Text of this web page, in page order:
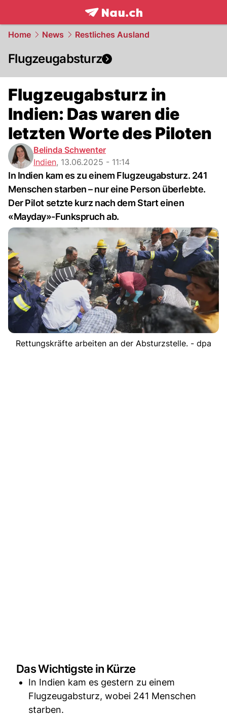
frontpage.NAU.ch
Home News Restliches Ausland
Flugzeugabsturz
Flugzeugabsturz in
Indien: Das waren die
letzten Worte des Piloten
Belinda Schwenter
Indien, 13.06.2025 - 11:14
In Indien kam es zu einem Flugzeugabsturz. 241
Menschen starben – nur eine Person überlebte.
Der Pilot setzte kurz nach dem Start einen
«Mayday»-Funkspruch ab.
Rettungskräfte arbeiten an der Absturzstelle. - dpa
Das Wichtigste in Kürze
In Indien kam es gestern zu einem
Flugzeugabsturz, wobei 241 Menschen
starben.